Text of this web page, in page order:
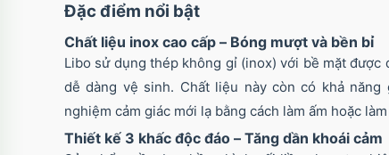
Đặc điểm nổi bật
Chất liệu inox cao cấp – Bóng mượt và bền bỉ
Libo sử dụng thép không gỉ (inox) với bề mặt
dễ dàng vệ sinh. Chất liệu này còn có khả
nghiệm cảm giác mới lạ bằng cách làm ấm hoặc
Thiết kế 3 khấc độc đáo – Tăng dần khoái cảm